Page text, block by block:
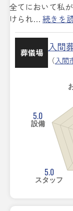
全てにおいて私
けられ… 続きを
葬儀場 入間
（入間
5.0
スタッフ
5.0
設備